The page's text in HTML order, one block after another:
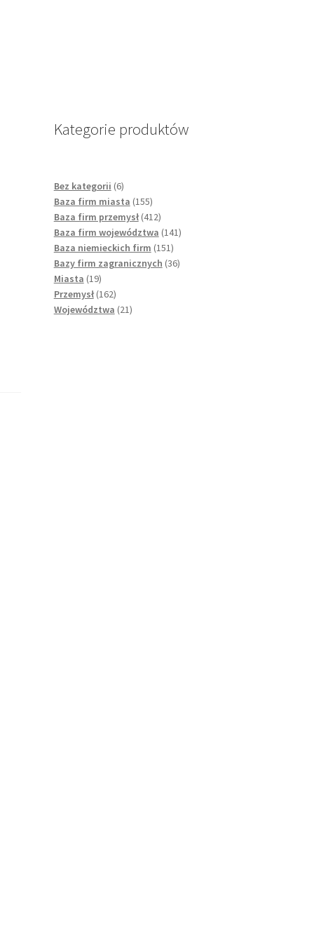
Kategorie produktów
Bez kategorii 66
products
Baza firm miasta 155155
products
Baza firm przemysł 412412
products
Baza firm województwa 141141
Baza niemieckich firm 151151
products
Bazy firm zagranicznych 3636
Miasta 1919
products
Przemysł 162162
products
Województwa 2121